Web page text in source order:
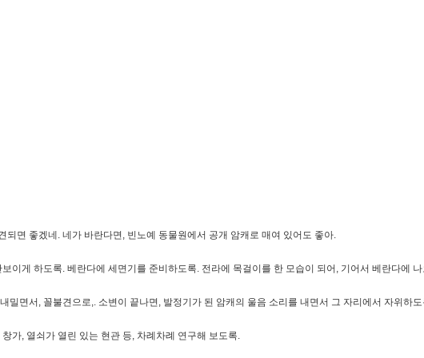
되면 좋겠네. 네가 바란다면, 빈노예 동물원에서 공개 암캐로 매여 있어도 좋아.
이게 하도록. 베란다에 세면기를 준비하도록. 전라에 목걸이를 한 모습이 되어, 기어서 베란다에
밀면서, 꼴불견으로,. 소변이 끝나면, 발정기가 된 암캐의 울음 소리를 내면서 그 자리에서 자위하
가, 열쇠가 열린 있는 현관 등, 차례차례 연구해 보도록.